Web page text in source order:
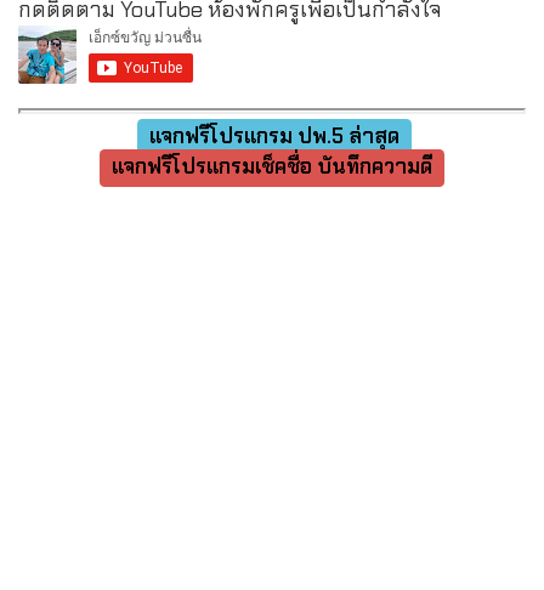
กดติดตาม YouTube ห้องพักครูเพื่อเป็นกำลังใจ
แจกฟรีโปรแกรม ปพ.5 ล่าสุด
แจกฟรีโปรแกรมเช็คชื่อ บันทึกความดี